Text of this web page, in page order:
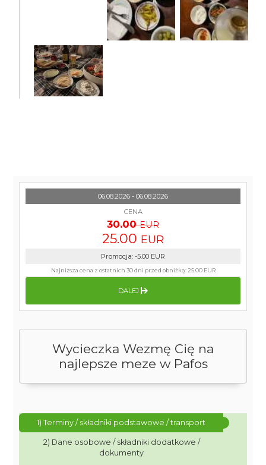
Wycieczka Wezmę Cię na
najlepsze meze w Pafos
1) Terminy / składniki podstawowe / transport
2) Dane osobowe / składniki dodatkowe /
dokumenty
06.08.2026 - 06.08.2026
CENA
30.00 EUR
25.00 EUR
Promocja: -5.00 EUR
Najniższa cena z ostatnich 30 dni przed obniżką: 25.00 EUR
DALEJ